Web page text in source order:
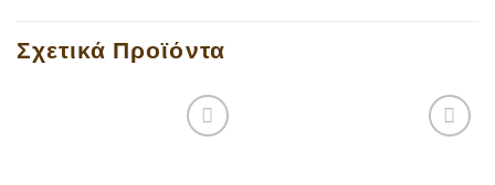
Σχετικά Προϊόντα